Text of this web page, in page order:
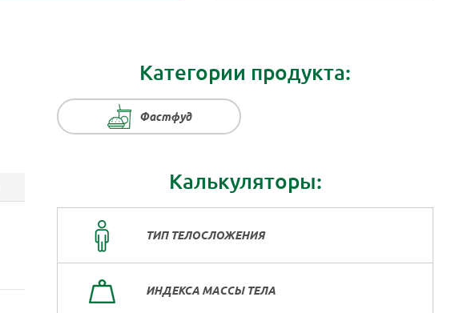
Категории продукта:
Фастфуд
Калькуляторы:
ТИП ТЕЛОСЛОЖЕНИЯ
ИНДЕКСА МАССЫ ТЕЛА